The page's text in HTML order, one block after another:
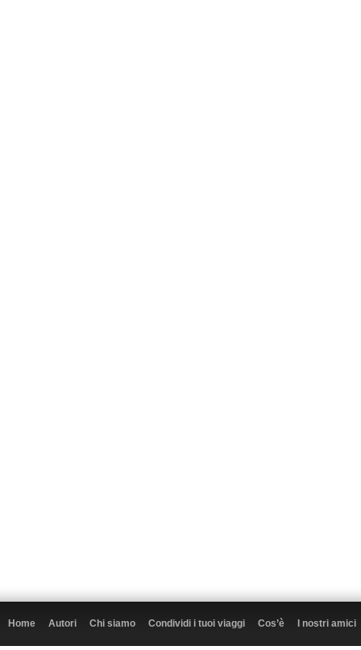
Home Autori Chi siamo Condividi i tuoi viaggi Cos’è I nostri amici